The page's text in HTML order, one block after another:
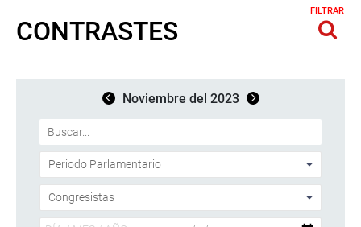
CONTRASTES
FILTRAR
Noviembre del 2023